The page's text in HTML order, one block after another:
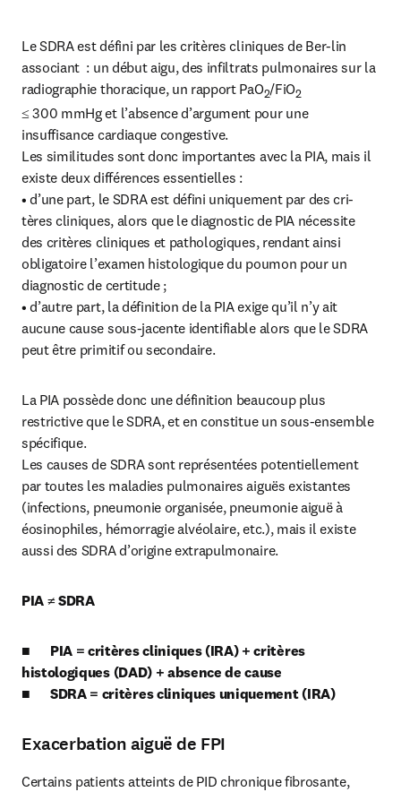
Le SDRA est défini par les critères cliniques de Ber-lin
associant  : un début aigu, des infiltrats pulmonaires sur la
radiographie thoracique, un rapport PaO2/FiO2
≤ 300 mmHg et l’absence d’argument pour une
insuffisance cardiaque congestive.
Les similitudes sont donc importantes avec la PIA, mais il
existe deux différences essentielles :
• d’une part, le SDRA est défini uniquement par des cri-
tères cliniques, alors que le diagnostic de PIA nécessite
des critères cliniques et pathologiques, rendant ainsi
obligatoire l’examen histologique du poumon pour un
diagnostic de certitude ;
• d’autre part, la définition de la PIA exige qu’il n’y ait
aucune cause sous-jacente identifiable alors que le SDRA
peut être primitif ou secondaire.
La PIA possède donc une définition beaucoup plus
restrictive que le SDRA, et en constitue un sous-ensemble
spécifique.
Les causes de SDRA sont représentées potentiellement
par toutes les maladies pulmonaires aiguës existantes
(infections, pneumonie organisée, pneumonie aiguë à
éosinophiles, hémorragie alvéolaire, etc.), mais il existe
aussi des SDRA d’origine extrapulmonaire.
PIA ≠ SDRA
■	PIA = critères cliniques (IRA) + critères
histologiques (DAD) + absence de cause
■	SDRA = critères cliniques uniquement (IRA)
Exacerbation aiguë de FPI
Certains patients atteints de PID chronique fibrosante,